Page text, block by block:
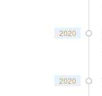
2020
2020